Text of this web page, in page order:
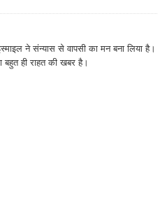
ने संन्यास से वापसी का मन बना लिया है।
ही राहत की खबर है।